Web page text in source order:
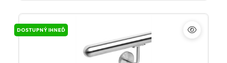
DOSTUPNÝ IHNEĎ